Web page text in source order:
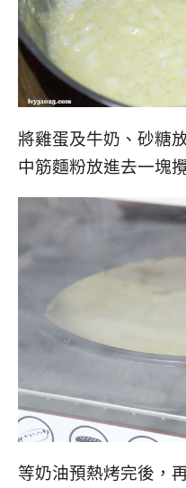
將雞蛋及牛奶、砂糖
中筋麵粉放進去一塊
等奶油預熱烤完後，